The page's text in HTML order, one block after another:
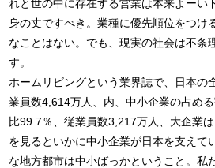
れと世の中に存在する営業は本来よーい
身の丈ですべき。業種に優先順位をつけ
なことはない。でも、現実の社会は不条
す。
ホームリビングという業界誌で、日本の
業員数4,614万人、内、中小企業の占め
比99.7％、従業員数3,217万人、大企業
を見るといかに中小企業が日本を支えて
な地方都市は中小ばっかということ。私